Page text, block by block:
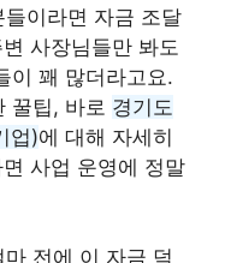
이라면 자금 조달
사장님들만 봐도
이 꽤 많더라고요.
꿀팁, 바로 경기도
업)에 대해 자세히
사업 운영에 정말
전에 이 자금 덕